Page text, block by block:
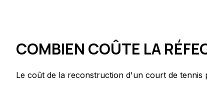
COMBIEN COÛTE LA
Le coût de la reconstruction d'un court de